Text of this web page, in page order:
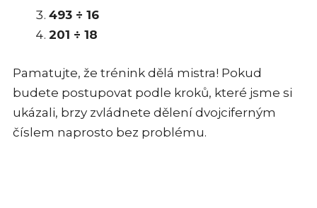
493 ÷ 16
201 ÷ 18
Pamatujte, že trénink dělá mistra! Pokud
budete postupovat podle kroků, které jsme si
ukázali, brzy zvládnete dělení dvojciferným
číslem naprosto bez problému.